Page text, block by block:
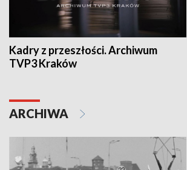
Kadry z przeszłości. Archiwum
TVP3 Kraków
ARCHIWA